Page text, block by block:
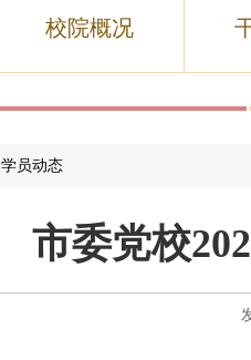
校院概况
员动态
市委党校